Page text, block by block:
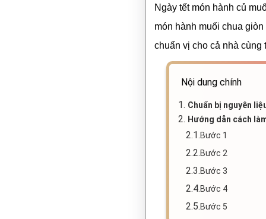
Ngày tết món hành củ
món hành muối chua
chuẩn vị cho cả nhà
Nội dung chính
1. Chuẩn bị nguyên
2. Hướng dẫn cách
2.1.Bước 1
2.2.Bước 2
2.3.Bước 3
2.4.Bước 4
2.5.Bước 5